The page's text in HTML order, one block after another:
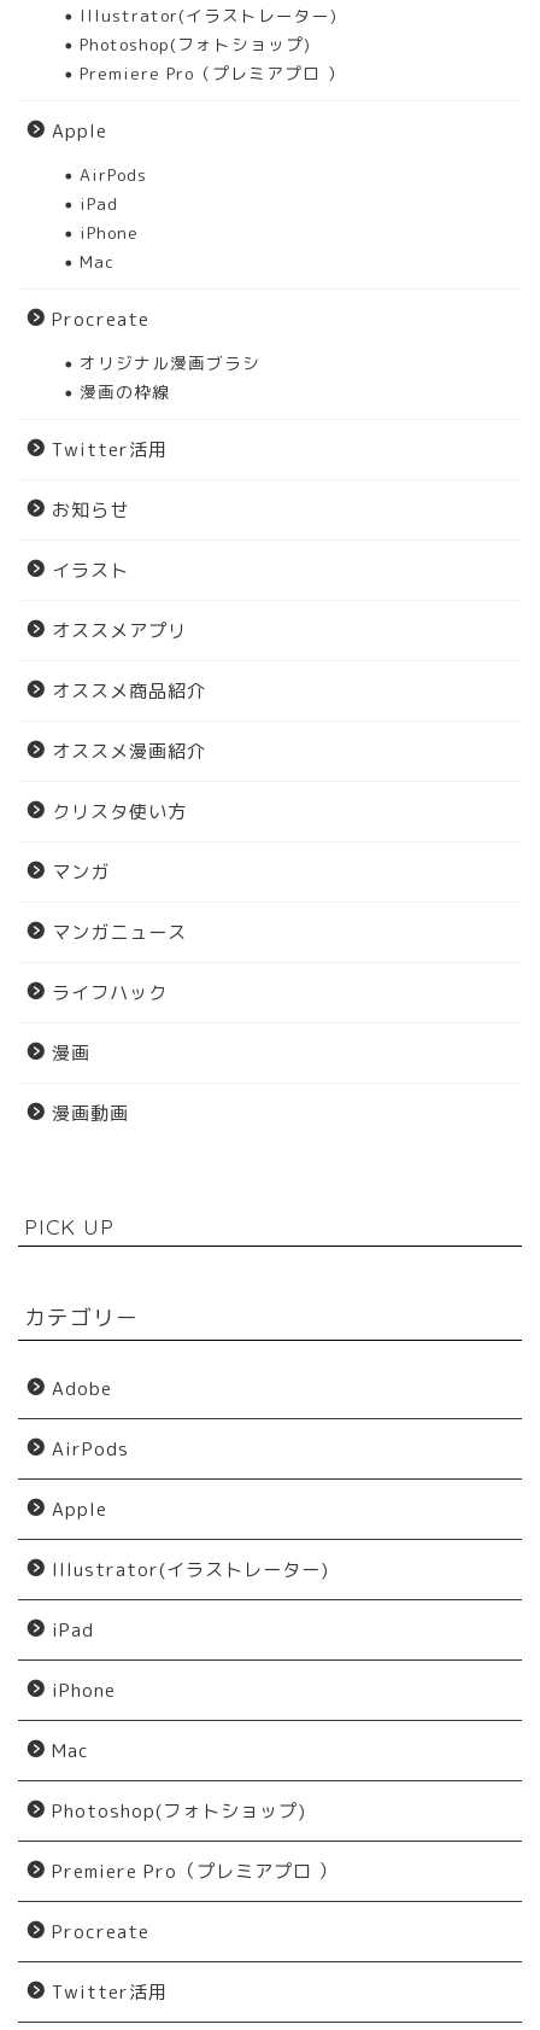
Illustrator(イラストレーター)
Photoshop(フォトショップ)
Premiere Pro（プレミアプロ ）
Apple
AirPods
iPad
iPhone
Mac
Procreate
オリジナル漫画ブラシ
漫画の枠線
Twitter活用
お知らせ
イラスト
オススメアプリ
オススメ商品紹介
オススメ漫画紹介
クリスタ使い方
マンガ
マンガニュース
ライフハック
漫画
漫画動画
PICK UP
カテゴリー
Adobe
AirPods
Apple
Illustrator(イラストレーター)
iPad
iPhone
Mac
Photoshop(フォトショップ)
Premiere Pro（プレミアプロ ）
Procreate
Twitter活用